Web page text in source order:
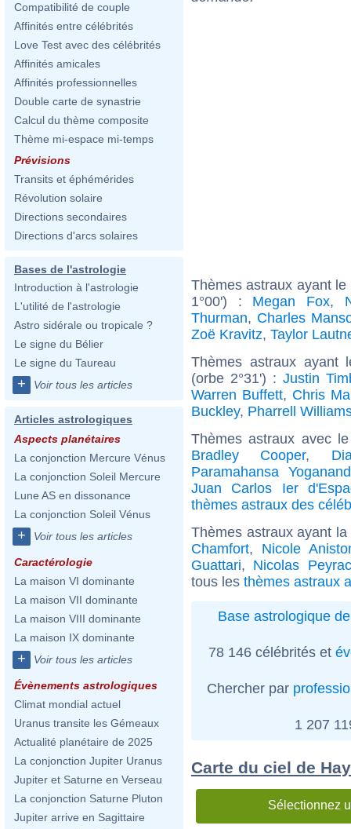
Compatibilité de couple
Affinités entre célébrités
Love Test avec des célébrités
Affinités amicales
Affinités professionnelles
Double carte de synastrie
Calcul du thème composite
Thème mi-espace mi-temps
Prévisions
Transits et éphémérides
Révolution solaire
Directions secondaires
Directions d'arcs solaires
Bases de l'astrologie
Introduction à l'astrologie
L'utilité de l'astrologie
Astro sidérale ou tropicale ?
Le signe du Bélier
Le signe du Taureau
+ Voir tous les articles
Articles astrologiques
Aspects planétaires
La conjonction Mercure Vénus
La conjonction Soleil Mercure
Lune AS en dissonance
La conjonction Soleil Vénus
+ Voir tous les articles
Caractérologie
La maison VI dominante
La maison VII dominante
La maison VIII dominante
La maison IX dominante
+ Voir tous les articles
Évènements astrologiques
Climat mondial actuel
Uranus transite les Gémeaux
Actualité planétaire de 2025
La conjonction Jupiter Uranus
Jupiter et Saturne en Verseau
La conjonction Saturne Pluton
Jupiter arrive en Sagittaire
Thèmes astraux ayant
1°00') : Megan Fox,
Thurman, Charles
Zoë Kravitz, Taylor
Thèmes astraux ayant
(orbe 2°31') : Justin
Warren Buffett, Chris
Buckley, Pharrell
Thèmes astraux avec
Bradley Cooper,
Paramahansa
Juan Carlos Ier
thèmes astraux des
Thèmes astraux ayant
Chamfort, Nicole
Guattari, Nicolas Peyrac
tous les thèmes astraux
Base astrologique
78 146 célébrités et
Chercher par
1 207
Carte du ciel de
Sélectionnez